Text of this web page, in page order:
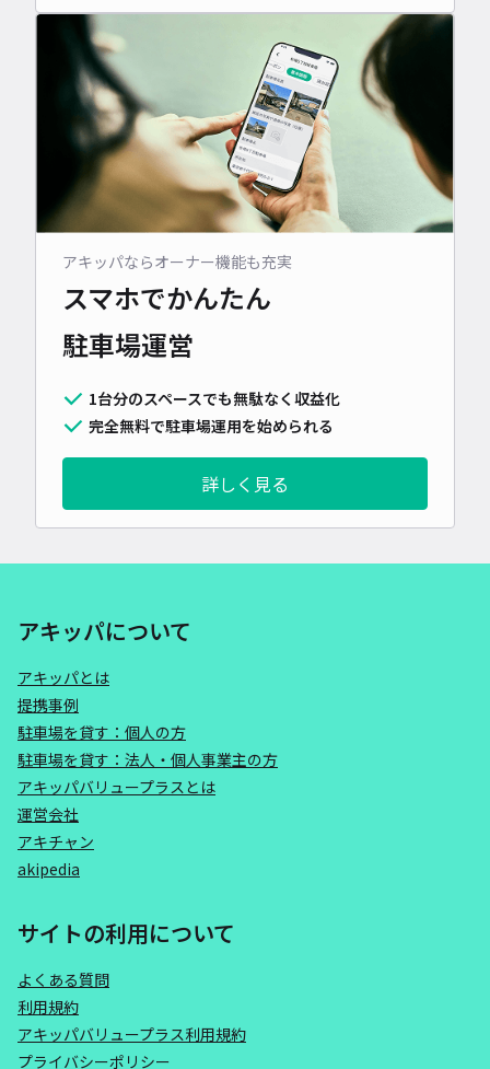
アキッパならオーナー機能も充実
スマホでかんたん
駐車場運営
1台分のスペースでも無駄なく収益化
完全無料で駐車場運用を始められる
詳しく見る
アキッパについて
アキッパとは
提携事例
駐車場を貸す：個人の方
駐車場を貸す：法人・個人事業主の方
アキッパバリュープラスとは
運営会社
アキチャン
akipedia
サイトの利用について
よくある質問
利用規約
アキッパバリュープラス利用規約
プライバシーポリシー